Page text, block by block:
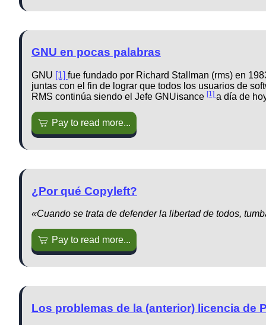
GNU en pocas palabras
GNU [1] fue fundado por Richard Stallman (rms) en
juntas con el fin de lograr que todos los usuarios de
RMS continúa siendo el Jefe GNUisance [1] a día de
Pay to read more...
¿Por qué Copyleft?
«Cuando se trata de defender la libertad de todos,
Pay to read more...
Los problemas de la (anterior) licencia de